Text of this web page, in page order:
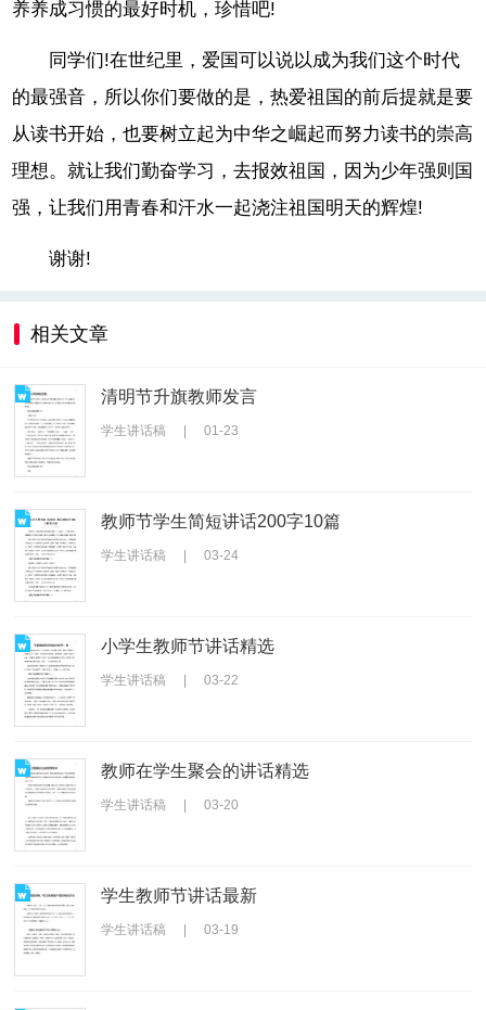
养养成习惯的最好时机，珍惜吧!
同学们!在世纪里，爱国可以说以成为我们这个时代
的最强音，所以你们要做的是，热爱祖国的前后提就是要
从读书开始，也要树立起为中华之崛起而努力读书的崇高
理想。就让我们勤奋学习，去报效祖国，因为少年强则国
强，让我们用青春和汗水一起浇注祖国明天的辉煌!
谢谢!
相关文章
清明节升旗教师发言
学生讲话稿 01-23
教师节学生简短讲话200字10篇
学生讲话稿 03-24
小学生教师节讲话精选
学生讲话稿 03-22
教师在学生聚会的讲话精选
学生讲话稿 03-20
学生教师节讲话最新
学生讲话稿 03-19